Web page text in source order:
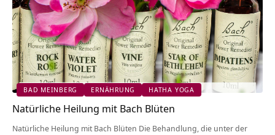
BAD MEINBERG ERNÄHRUNG HATHA YOGA
Natürliche Heilung mit Bach Blüten
Natürliche Heilung mit Bach Blüten Die Behandlung, die unter der